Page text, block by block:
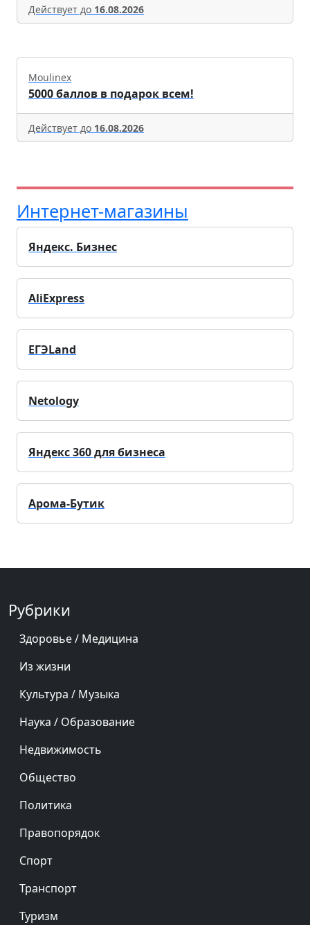
Действует до 16.08.2026
Moulinex
5000 баллов в подарок всем!
Действует до 16.08.2026
Интернет-магазины
Яндекс. Бизнес
AliExpress
ЕГЭLand
Netology
Яндекс 360 для бизнеса
Арома-Бутик
Рубрики
Здоровье / Медицина
Из жизни
Культура / Музыка
Наука / Образование
Недвижимость
Общество
Политика
Правопорядок
Спорт
Транспорт
Туризм